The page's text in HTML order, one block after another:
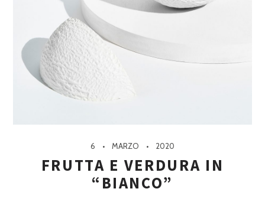
6 MARZO 2020
FRUTTA E VERDURA IN
“BIANCO”